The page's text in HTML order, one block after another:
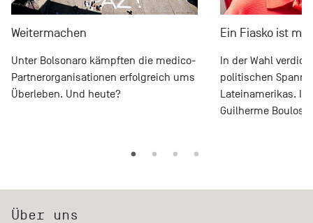
Weitermachen
Unter Bolsonaro kämpften die medico-
Partnerorganisationen erfolgreich ums
Überleben. Und heute?
Ein Fiasko ist
In der Wahl
politischen
Lateinamerikas.
Guilherme Boulos.
Über uns